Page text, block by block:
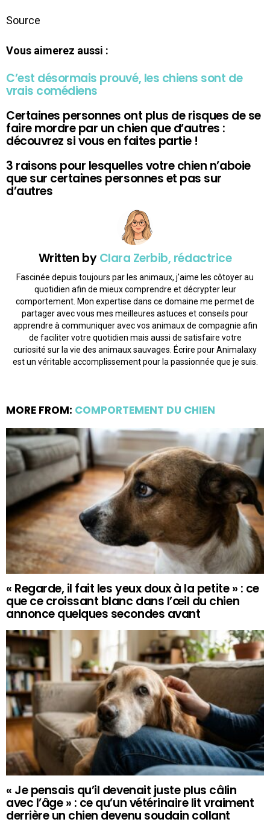
Source
Vous aimerez aussi :
C’est désormais prouvé, les chiens sont de
vrais comédiens
Certaines personnes ont plus de risques de se
faire mordre par un chien que d’autres :
découvrez si vous en faites partie !
3 raisons pour lesquelles votre chien n’aboie
que sur certaines personnes et pas sur
d’autres
Written byClara Zerbib, rédactrice
Fascinée depuis toujours par les animaux, j'aime les côtoyer au
quotidien afin de mieux comprendre et décrypter leur
comportement. Mon expertise dans ce domaine me permet de
partager avec vous mes meilleures astuces et conseils pour
apprendre à communiquer avec vos animaux de compagnie afin
de faciliter votre quotidien mais aussi de satisfaire votre
curiosité sur la vie des animaux sauvages. Écrire pour Animalaxy
est un véritable accomplissement pour la passionnée que je suis.
MORE FROM: COMPORTEMENT DU CHIEN
« Regarde, il fait les yeux doux à la petite » : ce
que ce croissant blanc dans l’œil du chien
annonce quelques secondes avant
« Je pensais qu’il devenait juste plus câlin
avec l’âge » : ce qu’un vétérinaire lit vraiment
derrière un chien devenu soudain collant